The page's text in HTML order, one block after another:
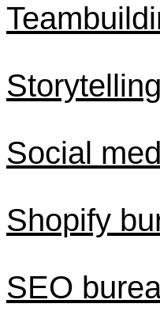
Social
Shopify
SEO